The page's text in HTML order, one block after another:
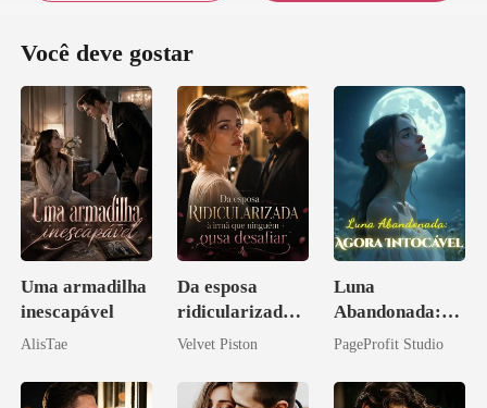
Você deve gostar
Uma armadilha
inescapável
AlisTae
Da esposa
ridicularizada à
irmã que
desafiar
Velvet Piston
Luna
Abandonada:
Agora Intocável
PageProfit Studio